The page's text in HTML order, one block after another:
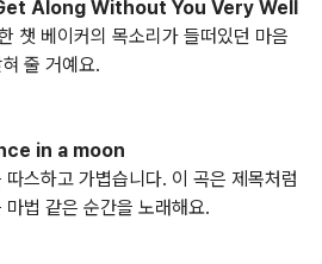
Along Without You Very Well
챗 베이커의 목소리가 들떠있던 마음
줄 거예요.
in a moon
스하고 가볍습니다. 이 곡은 제목처럼
법 같은 순간을 노래해요.